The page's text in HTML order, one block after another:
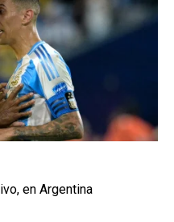
en Argentina